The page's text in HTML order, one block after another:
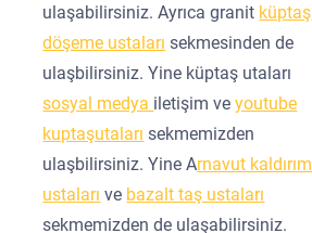
ulaşabilirsiniz. Ayrıca granit küptaş
döşeme ustaları sekmesinden de
ulaşbilirsiniz. Yine küptaş utaları
sosyal medya iletişim veyoutube
kuptaşutaları sekmemizden
ulaşbilirsiniz. Yine Arnavut kaldırım
ustaları ve bazalt taş ustaları
sekmemizden de ulaşabilirsiniz.